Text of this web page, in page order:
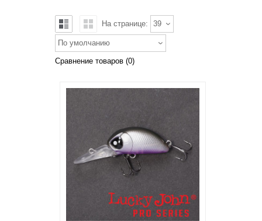
На странице: 39
По умолчанию
Сравнение товаров (0)